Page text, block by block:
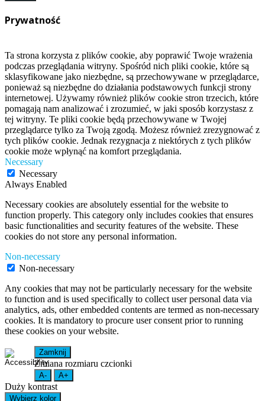
Prywatność
Ta strona korzysta z plików cookie, aby poprawić Twoje wrażenia
podczas przeglądania witryny. Spośród nich pliki cookie, które są
sklasyfikowane jako niezbędne, są przechowywane w przeglądarce,
ponieważ są niezbędne do działania podstawowych funkcji strony
internetowej. Używamy również plików cookie stron trzecich, które
pomagają nam analizować i zrozumieć, w jaki sposób korzystasz z
tej witryny. Te pliki cookie będą przechowywane w Twojej
przeglądarce tylko za Twoją zgodą. Możesz również zrezygnować z
tych plików cookie. Jednak rezygnacja z niektórych z tych plików
cookie może wpłynąć na komfort przeglądania.
Necessary
Necessary
Always Enabled
Necessary cookies are absolutely essential for the website to
function properly. This category only includes cookies that ensures
basic functionalities and security features of the website. These
cookies do not store any personal information.
Non-necessary
Non-necessary
Any cookies that may not be particularly necessary for the website
to function and is used specifically to collect user personal data via
analytics, ads, other embedded contents are termed as non-necessary
cookies. It is mandatory to procure user consent prior to running
these cookies on your website.
Zamknij
Zmiana rozmiaru czcionki
A- A+
Duży kontrast
Wybierz kolor